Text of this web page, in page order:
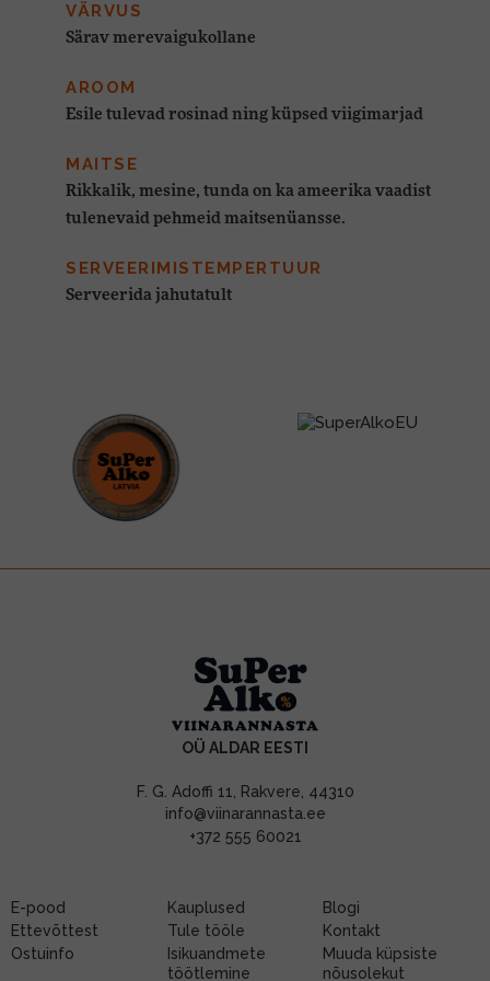
VÄRVUS
Särav merevaigukollane
AROOM
Esile tulevad rosinad ning küpsed viigimarjad
MAITSE
Rikkalik, mesine, tunda on ka ameerika vaadist
tulenevaid pehmeid maitsenüansse.
SERVEERIMISTEMPERTUUR
Serveerida jahutatult
OÜ ALDAR EESTI
F. G. Adoffi 11, Rakvere, 44310
info@viinarannasta.ee
+372 555 60021
E-pood Kauplused
Blogi
Ettevõttest
Tule tööle
Kontakt
Ostuinfo
Isikuandmete
töötlemine
Muuda küpsiste
nõusolekut